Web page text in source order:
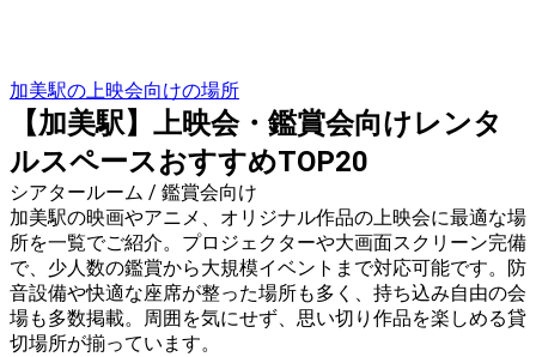
加美駅の上映会向けの場所
【加美駅】上映会・鑑賞会向けレンタ
ルスペースおすすめTOP20
シアタールーム / 鑑賞会向け
加美駅の映画やアニメ、オリジナル作品の上映会に最適な場
所を一覧でご紹介。プロジェクターや大画面スクリーン完備
で、少人数の鑑賞から大規模イベントまで対応可能です。防
音設備や快適な座席が整った場所も多く、持ち込み自由の会
場も多数掲載。周囲を気にせず、思い切り作品を楽しめる貸
切場所が揃っています。